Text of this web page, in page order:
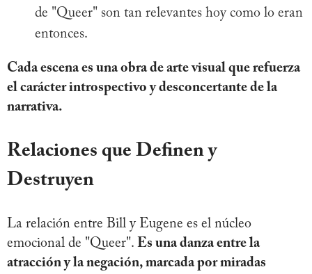
de "Queer" son tan relevantes hoy como lo eran
entonces.
Cada escena es una obra de arte visual que refuerza
el carácter introspectivo y desconcertante de la
narrativa.
Relaciones que Definen y
Destruyen
La relación entre Bill y Eugene es el núcleo
emocional de "Queer". Es una danza entre la
atracción y la negación, marcada por miradas